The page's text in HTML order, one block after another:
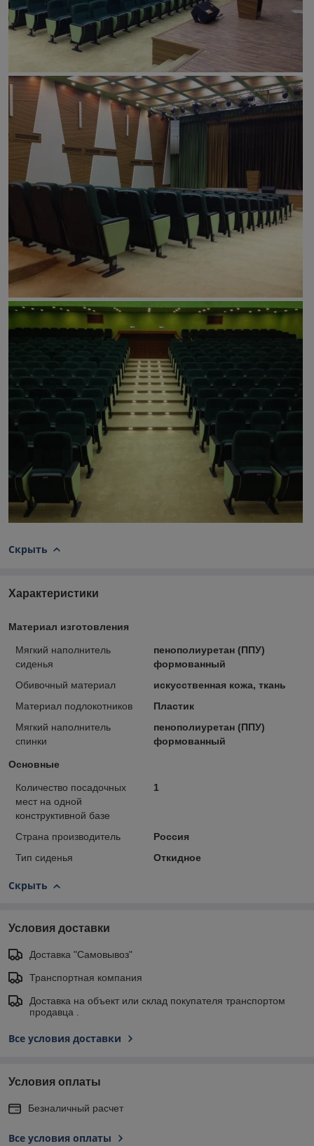
Скрыть
Характеристики
Материал изготовления
Мягкий наполнитель
сиденья
пенополиуретан (ППУ)
формованный
Обивочный материал
искусственная кожа, ткань
Материал подлокотников
Пластик
Мягкий наполнитель
спинки
пенополиуретан (ППУ)
формованный
Основные
Количество посадочных
мест на одной
конструктивной базе
1
Страна производитель
Россия
Тип сиденья
Откидное
Скрыть
Условия доставки
Доставка "Самовывоз"
Транспортная компания
Доставка на объект или склад покупателя транспортом
продавца .
Все условия доставки
Условия оплаты
Безналичный расчет
Все условия оплаты